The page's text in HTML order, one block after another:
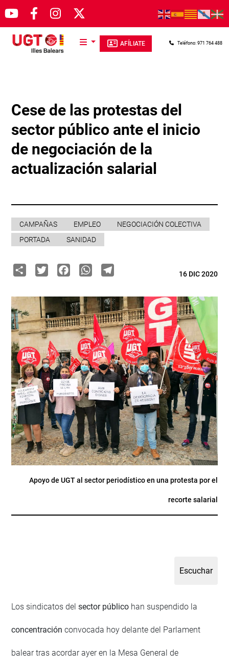
Pasar al contenido principal
AFÍLIATE Teléfono: 971 764 488
Cese de las protestas del
sector público ante el inicio
de negociación de la
actualización salarial
CAMPAÑAS EMPLEO
NEGOCIACIÓN COLECTIVA
PORTADA
SANIDAD
ShareTwitterFacebook
WhatsApp
Telegram16 DIC 2020
Apoyo de UGT al sector periodístico en una protesta por el
recorte salarial
Los sindicatos delsector público han suspendido la
concentraciónconvocada hoy delante del Parlament
balear tras acordar ayer en la Mesa General de